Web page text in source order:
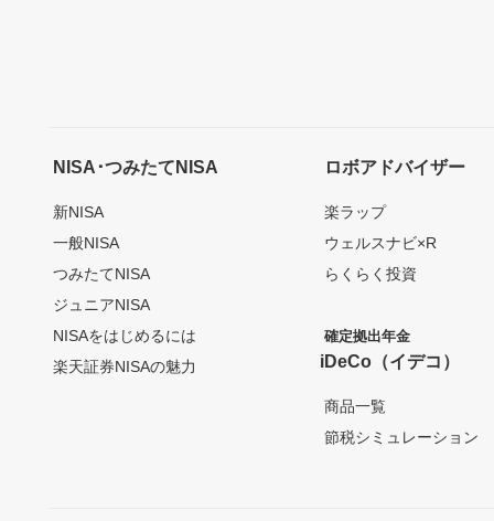
NISA･つみたてNISA
新NISA
一般NISA
つみたてNISA
ジュニアNISA
NISAをはじめるには
楽天証券NISAの魅力
ロボアドバイザー
楽ラップ
ウェルスナビ×R
らくらく投資
確定拠出年金
iDeCo（イデコ）
商品一覧
節税シミュレーション